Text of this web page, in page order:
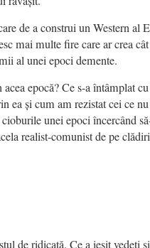
de a construi un Western al
mai multe fire care ar crea
al unei epoci demente.
epocă? Ce s-a întâmplat
ea și cum am rezistat cei ce
unei epoci încercând
realist-comunist de pe
de ridicată. Ce a ieșit vedeți